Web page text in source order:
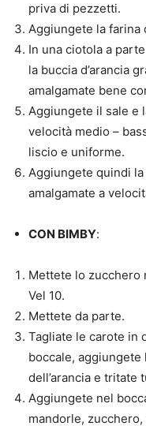
priva di pezzetti.
Aggiungete la farina
In una ciotola a
la buccia d’arancia
amalgamate bene
Aggiungete il sale e
velocità medio –
liscio e uniforme.
Aggiungete quindi
amalgamate a
CON BIMBY:
Mettete lo zucchero
Vel 10.
Mettete da parte.
Tagliate le carote in
boccale, aggiungete
dell’arancia e tritate
Aggiungete nel
mandorle, zucchero,